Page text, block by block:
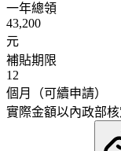
一年總領
43,200
元
補貼期限
12
個月（可續申請）
實際金額以內政部